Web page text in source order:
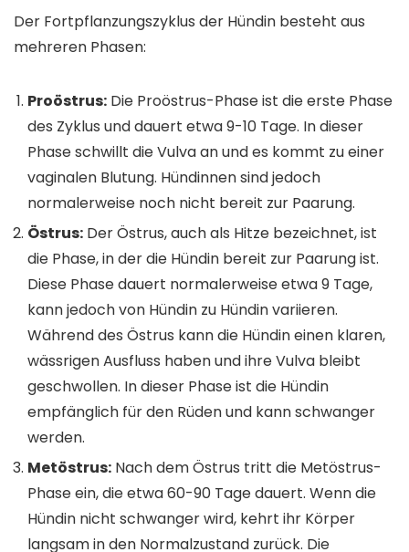
Der Fortpflanzungszyklus der Hündin besteht aus
mehreren Phasen:
Proöstrus: Die Proöstrus-Phase ist die erste Phase
des Zyklus und dauert etwa 9-10 Tage. In dieser
Phase schwillt die Vulva an und es kommt zu einer
vaginalen Blutung. Hündinnen sind jedoch
normalerweise noch nicht bereit zur Paarung.
Östrus: Der Östrus, auch als Hitze bezeichnet, ist
die Phase, in der die Hündin bereit zur Paarung ist.
Diese Phase dauert normalerweise etwa 9 Tage,
kann jedoch von Hündin zu Hündin variieren.
Während des Östrus kann die Hündin einen klaren,
wässrigen Ausfluss haben und ihre Vulva bleibt
geschwollen. In dieser Phase ist die Hündin
empfänglich für den Rüden und kann schwanger
werden.
Metöstrus: Nach dem Östrus tritt die Metöstrus-
Phase ein, die etwa 60-90 Tage dauert. Wenn die
Hündin nicht schwanger wird, kehrt ihr Körper
langsam in den Normalzustand zurück. Die